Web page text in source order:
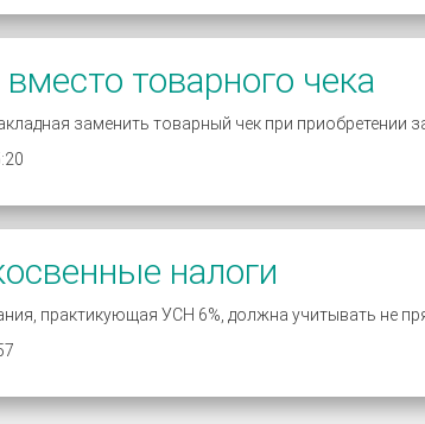
товарного чека
заменить товарный чек при приобретении
налоги
практикующая УСН 6%, должна учитывать не